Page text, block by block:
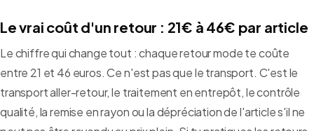
Le vrai coût d'un retour : 21€ à 46€ par article
Le chiffre qui change tout : chaque retour mode te coûte
entre 21 et 46 euros. Ce n'est pas que le transport. C'est le
transport aller-retour, le traitement en entrepôt, le contrôle
qualité, la remise en rayon ou la dépréciation de l'article s'il ne